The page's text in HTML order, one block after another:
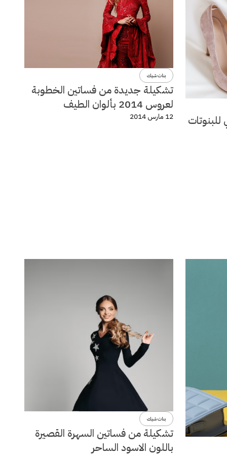
بنات شيك
تشكيلة جديدة من فساتين الخطوبة
لعروس 2014 بألوان الطيف
12 مارس 2014
بنات شيك
تشكيلة من فساتين السهرة القصيرة
باللون الاسود الساحر